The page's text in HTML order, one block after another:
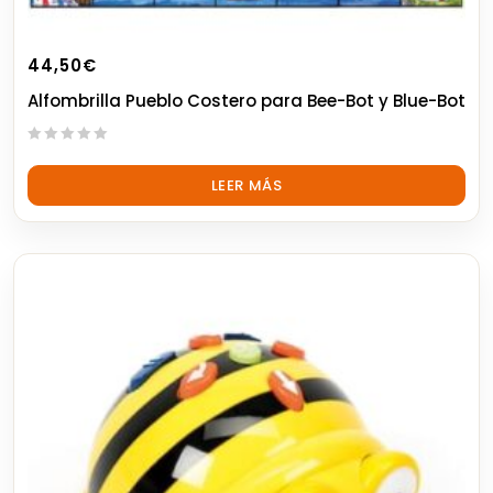
44,50€
Alfombrilla Pueblo Costero para Bee-Bot y Blue-Bot
out
LEER MÁS